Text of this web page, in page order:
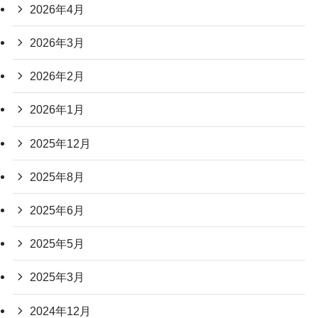
2026年4月
2026年3月
2026年2月
2026年1月
2025年12月
2025年8月
2025年6月
2025年5月
2025年3月
2024年12月